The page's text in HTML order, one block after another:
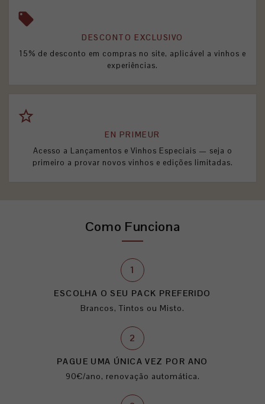
local_offer
DESCONTO EXCLUSIVO
15% de desconto em compras no site, aplicável a vinhos e
experiências.
star_border
EN PRIMEUR
Acesso a Lançamentos e Vinhos Especiais — seja o
primeiro a provar novos vinhos e edições limitadas.
Como Funciona
1
ESCOLHA O SEU PACK PREFERIDO
Brancos, Tintos ou Misto.
2
PAGUE UMA ÚNICA VEZ POR ANO
90€/ano, renovação automática.